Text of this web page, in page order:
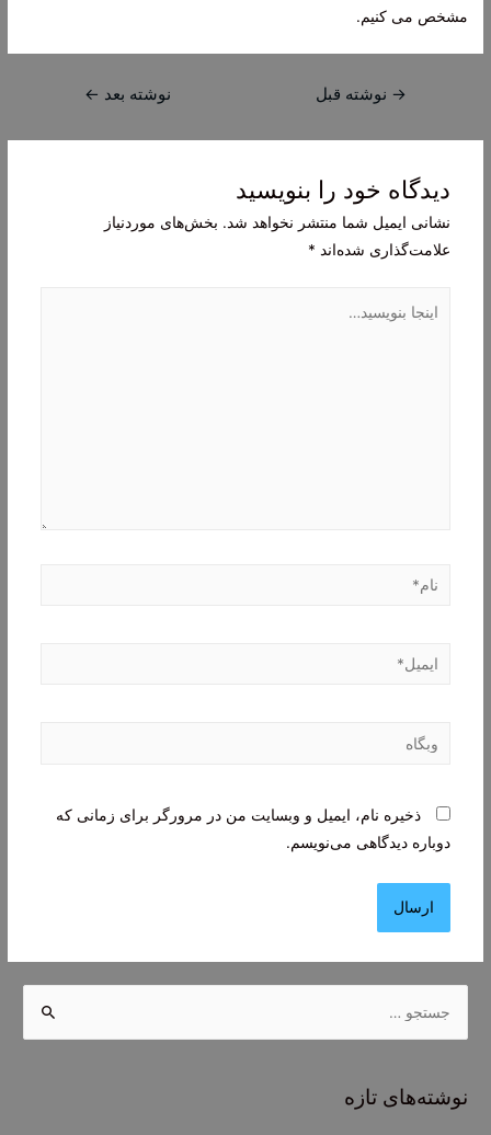
مشخص می کنیم.
راهبری
→ نوشته قبل نوشته بعد ←
دیدگاه‌ خود را بنویسید
نشانی ایمیل شما منتشر نخواهد شد. بخش‌های موردنیاز
علامت‌گذاری شده‌اند *
بنویسید…
نام*
ایمیل*
وبگاه
ذخیره نام، ایمیل و وبسایت من در مرورگر برای زمانی که
دوباره دیدگاهی می‌نویسم.
نوشته‌های تازه